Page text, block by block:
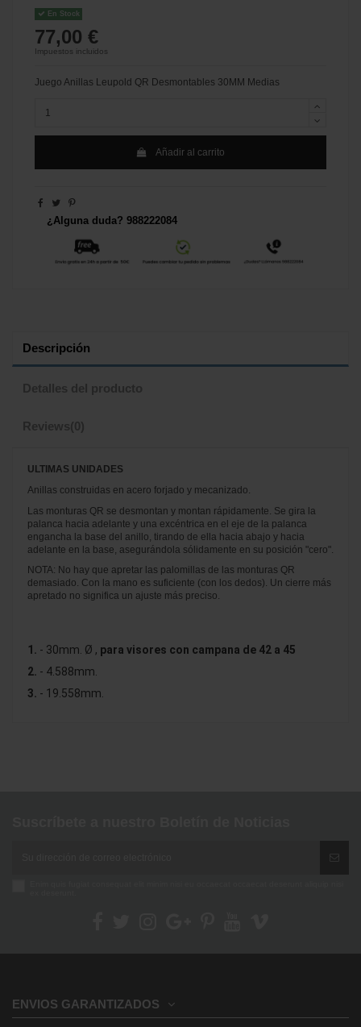
En Stock
77,00 €
Impuestos incluidos
Juego Anillas Leupold QR Desmontables 30MM Medias
Añadir al carrito
¿Alguna duda? 988222084
Descripción
Detalles del producto
Reviews(0)
ULTIMAS UNIDADES
Anillas construidas en acero forjado y mecanizado.
Las monturas QR se desmontan y montan rápidamente. Se gira la
palanca hacia adelante y una excéntrica en el eje de la palanca
engancha la base del anillo, tirando de ella hacia abajo y hacia
adelante en la base, asegurándola sólidamente en su posición "cero".
NOTA: No hay que apretar las palomillas de las monturas QR
demasiado. Con la mano es suficiente (con los dedos). Un cierre más
apretado no significa un ajuste más preciso.
1. - 30mm. Ø , para visores con campana de 42 a 45
2. - 4.588mm.
3. - 19.558mm.
ENVIOS GARANTIZADOS